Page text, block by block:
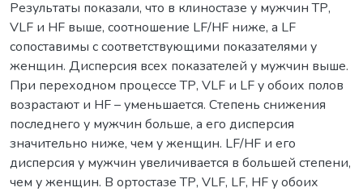
Результаты показали, что в клиностазе у мужчин ТР,
VLF и HF выше, соотношение LF/HF ниже, а LF
сопоставимы с соответствующими показателями у
женщин. Дисперсия всех показателей у мужчин выше.
При переходном процессе ТР, VLF и LF у обоих полов
возрастают и HF – уменьшается. Степень снижения
последнего у мужчин больше, а его дисперсия
значительно ниже, чем у женщин. LF/HF и его
дисперсия у мужчин увеличивается в большей степени,
чем у женщин. В ортостазе ТР, VLF, LF, HF у обоих